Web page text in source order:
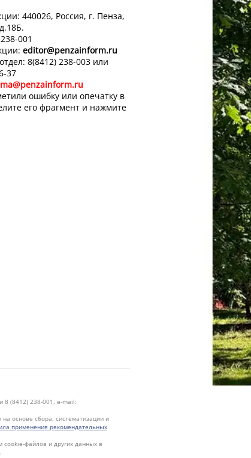
440026, Россия, г. Пенза,
001
editor@penzainform.ru
8(8412) 238-003 или
37
ошибку или опечатку в
его фрагмент и нажмите
(8412) 238-001, e-mail:
основе сбора, систематизации и
применения рекомендательных
cookie-файлов и других данных в